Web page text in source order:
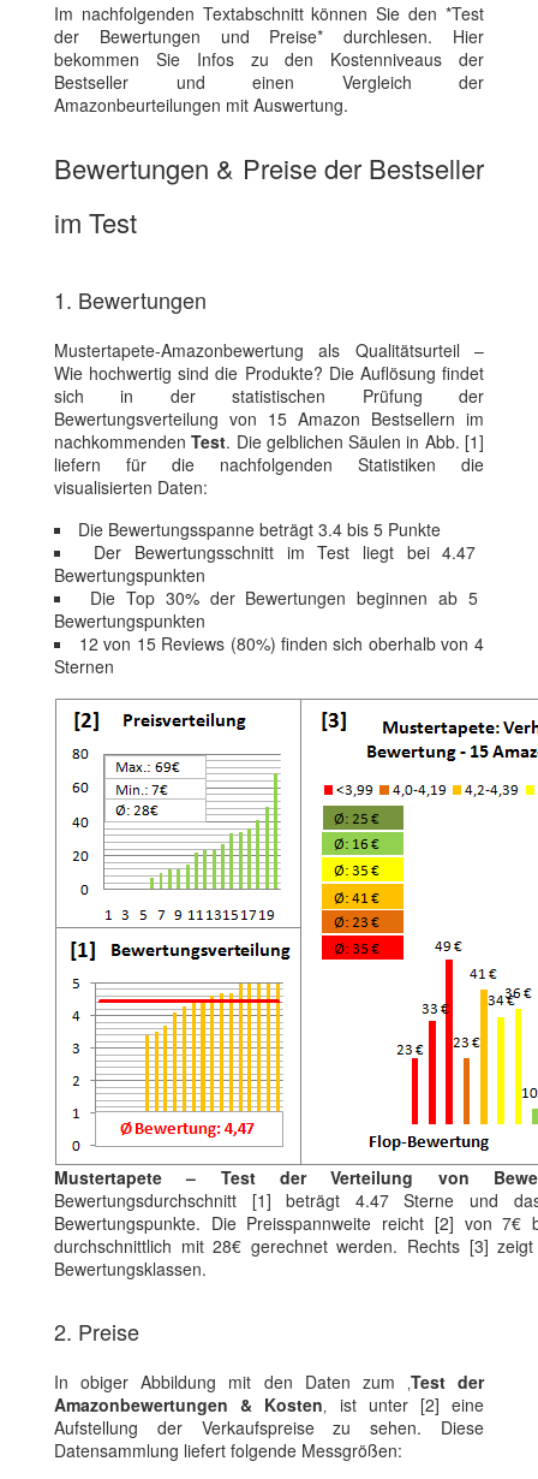
Im nachfolgenden Textabschnitt können Sie den *Test
der Bewertungen und Preise* durchlesen. Hier
bekommen Sie Infos zu den Kostenniveaus der
Bestseller und einen Vergleich der
Amazonbeurteilungen mit Auswertung.
Bewertungen & Preise der Bestseller
im Test
1. Bewertungen
Mustertapete-Amazonbewertung als Qualitätsurteil –
Wie hochwertig sind die Produkte? Die Auflösung findet
sich in der statistischen Prüfung der
Bewertungsverteilung von 15 Amazon Bestsellern im
nachkommendenTest. Die gelblichen Säulen in Abb. [1]
liefern für die nachfolgenden Statistiken die
visualisierten Daten:
Die Bewertungsspanne beträgt 3.4 bis 5 Punkte
Der Bewertungsschnitt im Test liegt bei 4.47
Bewertungspunkten
Die Top 30% der Bewertungen beginnen ab 5
Bewertungspunkten
12 von 15 Reviews (80%) finden sich oberhalb von 4
Sternen
Mustertapete – Test der Verteilung von
Bewertungsdurchschnitt [1] beträgt 4.47 Sterne und
Bewertungspunkte. Die Preisspannweite reicht [2] von
durchschnittlich mit 28€ gerechnet werden. Rechts [3]
Bewertungsklassen.
2. Preise
In obiger Abbildung mit den Daten zum ‚Test der
Amazonbewertungen & Kosten‚ ist unter [2] eine
Aufstellung der Verkaufspreise zu sehen. Diese
Datensammlung liefert folgende Messgrößen: